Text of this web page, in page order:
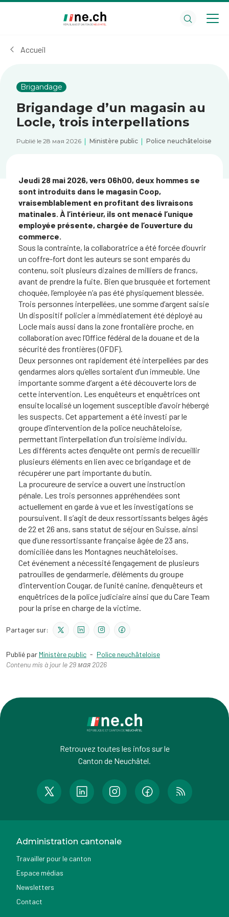
cookies
Accueil
Brigandage
Brigandage d’un magasin au
Locle, trois interpellations
Publié le 28 мая 2026 Ministère public Police neuchâteloise
Jeudi 28 mai 2026, vers 06h00, deux hommes se
sont introduits dans le magasin Coop,
vraisemblablement en profitant des livraisons
matinales. À l’intérieur, ils ont menacé l’unique
employée présente, chargée de l’ouverture du
commerce.
Sous la contrainte, la collaboratrice a été forcée d’ouvrir
un coffre-fort dont les auteurs se sont emparés du
contenu, soit plusieurs dizaines de milliers de francs,
avant de prendre la fuite. Bien que brusquée et fortement
choquée, l’employée n’a pas été physiquement blessée.
Trois personnes interpellées, une somme d’argent saisie
Un dispositif policier a immédiatement été déployé au
Locle mais aussi dans la zone frontalière proche, en
collaboration avec l’Office fédéral de la douane et de la
sécurité des frontières (OFDF).
Deux personnes ont rapidement été interpellées par des
gendarmes alors qu’elles sortaient d’un immeuble. Une
importante somme d’argent a été découverte lors de
cette intervention. Les enquêteurs et enquêtrices ont
ensuite localisé un logement susceptible d’avoir hébergé
les suspects. Cet appartement a été investi par le
groupe d’intervention de la police neuchâteloise,
permettant l’interpellation d’un troisième individu.
Les différents actes d’enquête ont permis de recueillir
plusieurs éléments en lien avec ce brigandage et de
récupérer une part importante du butin.
La procureure de service a ouvert une instruction
pénale. Les trois personnes appréhendées sont
actuellement en garde à vue et les investigations se
poursuivent. Il s’agit de deux ressortissants belges âgés
de 22 et 26 ans, sans statut de séjour en Suisse, ainsi
que d’une ressortissante française âgée de 23 ans,
domiciliée dans les Montagnes neuchâteloises.
Cet événement a nécessité l’engagement de plusieurs
patrouilles de gendarmerie, d’éléments du groupe
d’intervention Cougar, de l’unité canine, d’enquêteurs et
enquêtrices de la police judiciaire ainsi que du Care Team
pour la prise en charge de la victime.
Partager sur:
Publié par Ministère public - Police neuchâteloise
Contenu mis à jour le 29 мая 2026
Retrouvez toutes les infos sur le
Canton de Neuchâtel.
Administration cantonale
Travailler pour le canton
Espace médias
Newsletters
Contact